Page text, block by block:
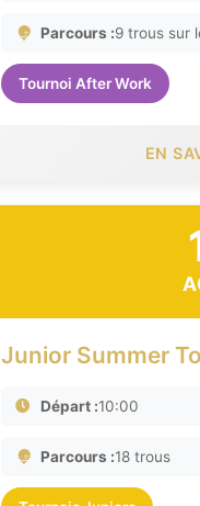
Parcours :9 trous sur
Tournoi After Work
EN
Junior Summer
Départ :10:00
Parcours :18 trous